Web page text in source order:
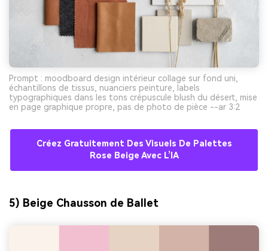
Prompt : moodboard design intérieur collage sur fond uni,
échantillons de tissus, nuanciers peinture, labels
typographiques dans les tons crépuscule blush du désert, mise
en page graphique propre, pas de photo de pièce --ar 3:2
Créez Gratuitement Des Visuels De Palettes
Rose Beige Avec L’IA
5) Beige Chausson de Ballet